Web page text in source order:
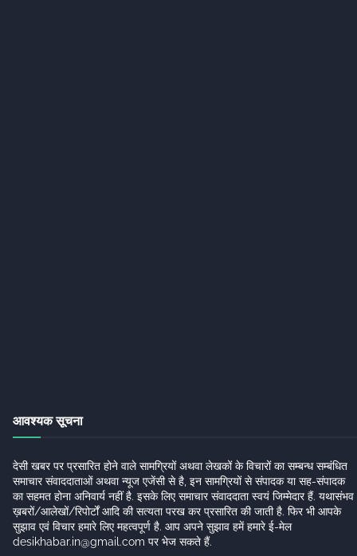
आवश्यक सूचना
देसी खबर पर प्रसारित होने वाले सामग्रियों अथवा लेखकों के विचारों का सम्बन्ध सम्बंधित
समाचार संवाददाताओं अथवा न्यूज एजेंसी से है, इन सामग्रियों से संपादक या सह-संपादक
का सहमत होना अनिवार्य नहीं है. इसके लिए समाचार संवाददाता स्वयं जिम्मेदार हैं. यथासंभव
ख़बरों/आलेखों/रिपोर्टों आदि की सत्यता परख कर प्रसारित की जाती है. फिर भी आपके
सुझाव एवं विचार हमारे लिए महत्वपूर्ण है. आप अपने सुझाव हमें हमारे ई-मेल
desikhabar.in@gmail.com पर भेज सकते हैं.